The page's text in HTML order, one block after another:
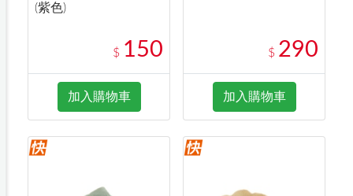
(紫色)
$ 150
加入購物車
$ 290
加入購物車